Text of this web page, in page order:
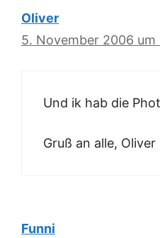
Oliver
5. November 2006 um
Und ik hab die
Gruß an alle, Oliver
Funni